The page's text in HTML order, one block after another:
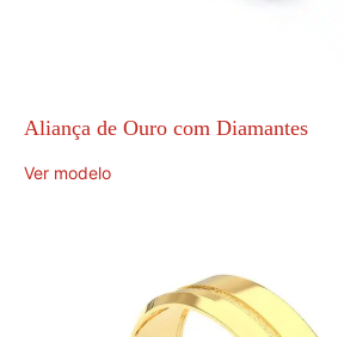
Aliança de Ouro com Diamantes
Ver modelo